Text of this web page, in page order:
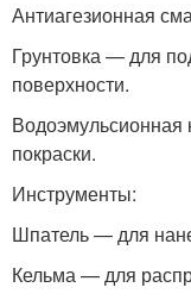
Антиагезионная
Грунтовка — для
поверхности.
покраски.
Инструменты:
Шпатель — для
Кельма — для